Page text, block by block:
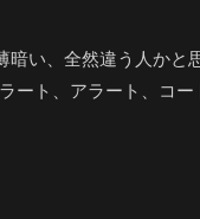
暗い、全然違う人か
ト、アラート、コ